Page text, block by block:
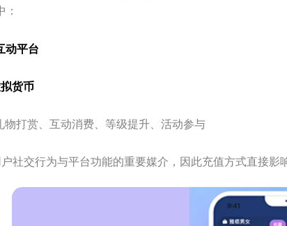
：
动平台
货币
物打赏、互动消费、等级提升、活动参与
社交行为与平台功能的重要媒介，因此充值方式直接影